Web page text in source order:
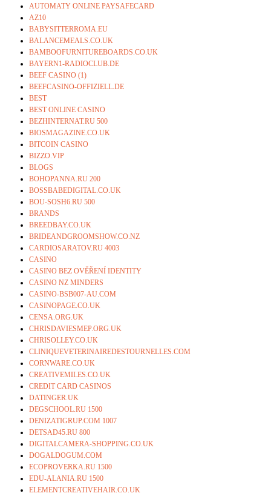
AUTOMATY ONLINE PAYSAFECARD
AZ10
BABYSITTERROMA.EU
BALANCEMEALS.CO.UK
BAMBOOFURNITUREBOARDS.CO.UK
BAYERN1-RADIOCLUB.DE
BEEF CASINO (1)
BEEFCASINO-OFFIZIELL.DE
BEST
BEST ONLINE CASINO
BEZHINTERNAT.RU 500
BIOSMAGAZINE.CO.UK
BITCOIN CASINO
BIZZO.VIP
BLOGS
BOHOPANNA.RU 200
BOSSBABEDIGITAL.CO.UK
BOU-SOSH6.RU 500
BRANDS
BREEDBAY.CO.UK
BRIDEANDGROOMSHOW.CO.NZ
CARDIOSARATOV.RU 4003
CASINO
CASINO BEZ OVĚŘENÍ IDENTITY
CASINO NZ MINDERS
CASINO-BSB007-AU.COM
CASINOPAGE.CO.UK
CENSA.ORG.UK
CHRISDAVIESMEP.ORG.UK
CHRISOLLEY.CO.UK
CLINIQUEVETERINAIREDESTOURNELLES.COM
CORNWARE.CO.UK
CREATIVEMILES.CO.UK
CREDIT CARD CASINOS
DATINGER.UK
DEGSCHOOL.RU 1500
DENIZATIGRUP.COM 1007
DETSAD45.RU 800
DIGITALCAMERA-SHOPPING.CO.UK
DOGALDOGUM.COM
ECOPROVERKA.RU 1500
EDU-ALANIA.RU 1500
ELEMENTCREATIVEHAIR.CO.UK